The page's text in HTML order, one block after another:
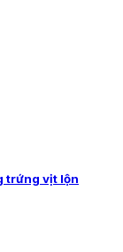
trứng vịt lộn